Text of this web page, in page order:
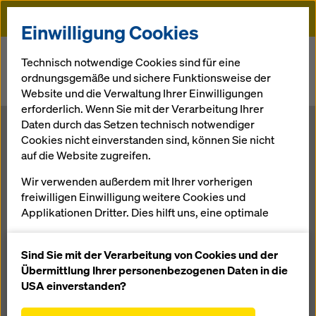
Doka
Newsroom
Concremote: Den Bauprozesses optimieren durch
Echtzeitüberwachung der Betonfestigkeit
Concremote:
Den
Bauprozesses
optimieren
durch
Einwilligung Cookies
Technisch notwendige Cookies sind für eine
ordnungsgemäße und sichere Funktionsweise der
Website und die Verwaltung Ihrer Einwilligungen
erforderlich. Wenn Sie mit der Verarbeitung Ihrer
Daten durch das Setzen technisch notwendiger
Cookies nicht einverstanden sind, können Sie nicht
auf die Website zugreifen.
Wir verwenden außerdem mit Ihrer vorherigen
freiwilligen Einwilligung weitere Cookies und
Applikationen Dritter. Dies hilft uns, eine optimale
die Funktionalität unserer Website ständig zu
verbessern (Funktionale und Statistik Cookies),
Sind Sie mit der Verarbeitung von Cookies und der
Übermittlung Ihrer personenbezogenen Daten in die
USA einverstanden?